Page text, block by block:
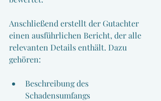
Anschließend erstellt der Gutachter
einen ausführlichen Bericht, der alle
relevanten Details enthält. Dazu
gehören:
Beschreibung des
Schadensumfangs